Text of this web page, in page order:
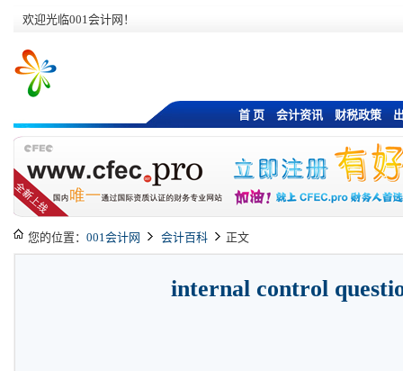
欢迎光临001会计网！
首 页 会计资讯 财税政策
您的位置： 001会计网 会计百科 正文
internal control